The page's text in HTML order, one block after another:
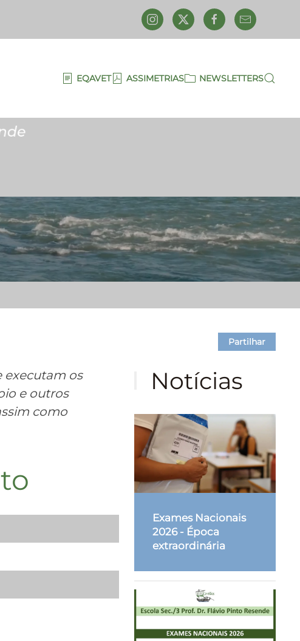
EQAVET ASSIMETRIAS NEWSLETTERS
Partilhar
executam os
e outros
como
Notícias
Exames Nacionais
2026 - Época
extraordinária